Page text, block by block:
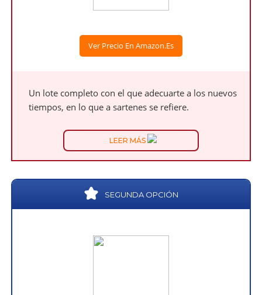
Ver Precio En Amazon.es
Un lote completo con el que adecuarte a los nuevos
tiempos, en lo que a sartenes se refiere.
LEER MÁS
SEGUNDA OPCIÓN